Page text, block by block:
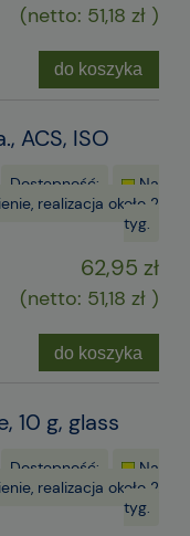
(netto: 51,18 zł )
do koszyka
ACS, ISO
Dostępność:
Na
realizacja około 2
tyg.
62,95 zł
(netto: 51,18 zł )
do koszyka
10 g, glass
Dostępność:
Na
realizacja około 2
tyg.